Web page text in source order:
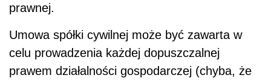
prawnej.
Umowa spółki cywilnej może być zawarta w
celu prowadzenia każdej dopuszczalnej
prawem działalności gospodarczej (chyba, że